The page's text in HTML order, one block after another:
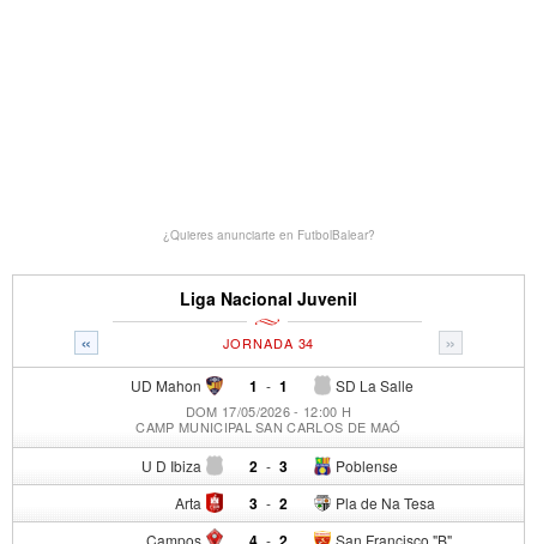
¿Quieres anunciarte en FutbolBalear?
Liga Nacional Juvenil
« »
JORNADA 34
UD Mahon 1 - SD La Salle
1
DOM 17/05/2026 - 12:00 H
CAMP MUNICIPAL SAN CARLOS DE MAÓ
U D Ibiza 2 - Poblense
3
Arta 3 - Pla de Na Tesa
2
Campos - San Francisco "B"